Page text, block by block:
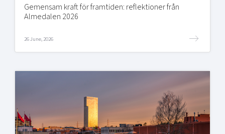
Gemensam kraft för framtiden: reflektioner från
Almedalen 2026
26 June, 2026